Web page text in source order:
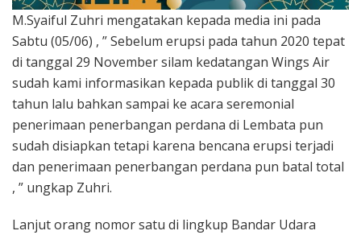
M.Syaiful Zuhri mengatakan kepada media ini pada
Sabtu (05/06) , ” Sebelum erupsi pada tahun 2020 tepat
di tanggal 29 November silam kedatangan Wings Air
sudah kami informasikan kepada publik di tanggal 30
tahun lalu bahkan sampai ke acara seremonial
penerimaan penerbangan perdana di Lembata pun
sudah disiapkan tetapi karena bencana erupsi terjadi
dan penerimaan penerbangan perdana pun batal total
, ” ungkap Zuhri.
Lanjut orang nomor satu di lingkup Bandar Udara